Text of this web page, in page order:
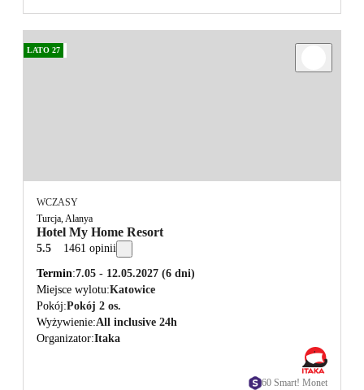
LATO 27
WCZASY
Turcja, Alanya
Hotel My Home Resort
5.5 1461 opinii
Termin 7.05 - 12.05.2027 (6 dni)
Miejsce wylotu Katowice
Pokój Pokój 2 os.
Wyżywienie All inclusive 24h
Organizator Itaka
60 Smart! Monet